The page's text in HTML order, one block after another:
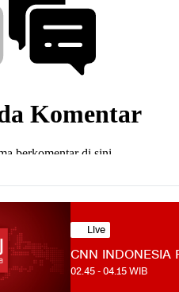
Live
CNN INDONESIA
02.45-04.15WIB